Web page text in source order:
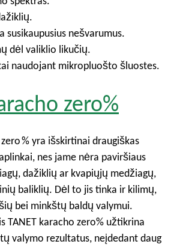
susikaupusius nešvarumus.
dėl valiklio likučių.
naudojant mikropluošto šluostes.
zero%
% yra išskirtinai draugiškas
nes jame nėra paviršiaus
dažiklių ar kvapiųjų medžiagų,
baliklių. Dėl to jis tinka ir kilimų,
bei minkštų baldų valymui.
TANET karacho zero% užtikrina
valymo rezultatus, neįdedant daug